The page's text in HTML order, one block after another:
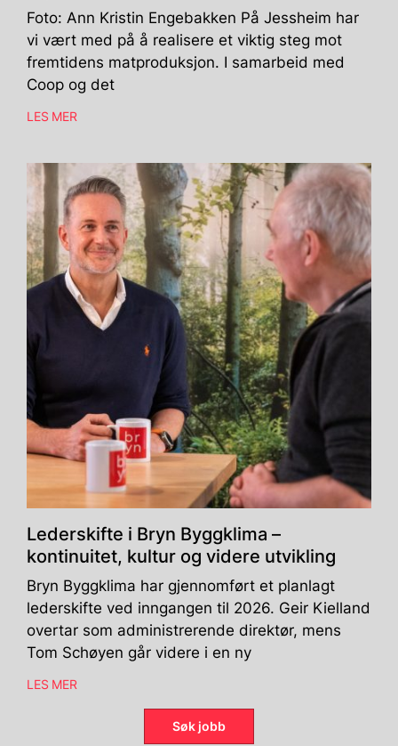
Foto: Ann Kristin Engebakken På Jessheim har
vi vært med på å realisere et viktig steg mot
fremtidens matproduksjon. I samarbeid med
Coop og det
LES MER
Lederskifte i Bryn Byggklima –
kontinuitet, kultur og videre utvikling
Bryn Byggklima har gjennomført et planlagt
lederskifte ved inngangen til 2026. Geir Kielland
overtar som administrerende direktør, mens
Tom Schøyen går videre i en ny
LES MER
Søk jobb